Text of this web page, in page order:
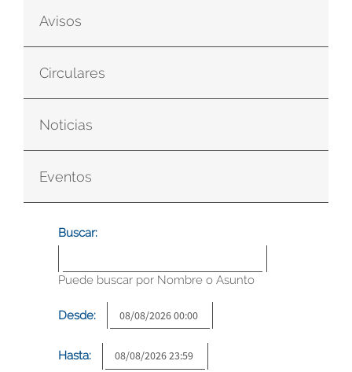
Avisos
Circulares
Noticias
Eventos
Buscar:
Puede buscar por Nombre o Asunto
Desde:
Hasta: